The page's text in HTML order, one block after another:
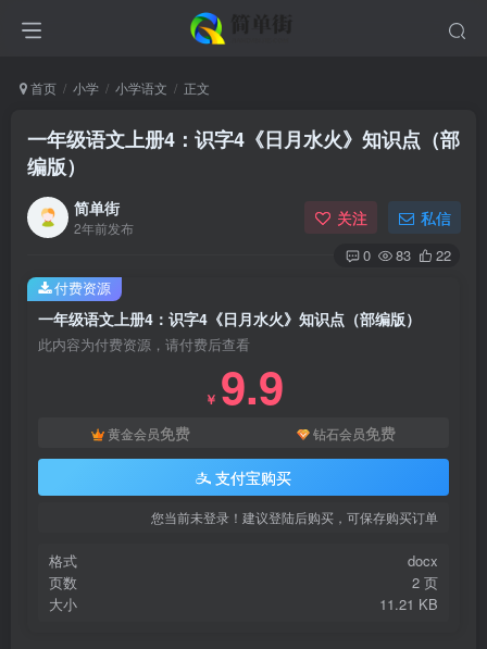
首页 小学 小学语文 正文
一年级语文上册4：识字4《日月水火》知识点（部
编版）
简单街
2年前发布 关注 私信
0 83 22
一年级语文上册4：识字4《日月水火》知识点（部编版）
此内容为付费资源，请付费后查看
￥ 9.9
黄金会员免费 钻石会员免费
支付宝购买
您当前未登录！建议登陆后购买，可保存购买订单
格式
docx
页数
2 页
大小
11.21 KB
付费资源